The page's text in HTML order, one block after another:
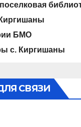
БМО
с. Киргишаны
СВЯЗИ